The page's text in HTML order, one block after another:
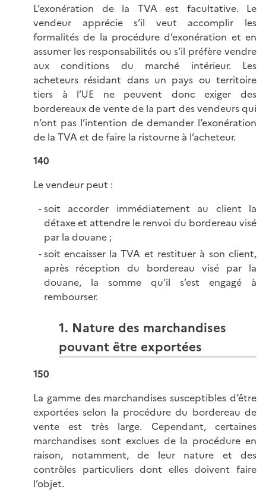
L’exonération de la TVA est facultative. Le
vendeur apprécie s’il veut accomplir les
formalités de la procédure d’exonération et en
assumer les responsabilités ou s’il préfère vendre
aux conditions du marché intérieur. Les
acheteurs résidant dans un pays ou territoire
tiers à l’UE ne peuvent donc exiger des
bordereaux de vente de la part des vendeurs qui
n’ont pas l’intention de demander l’exonération
de la TVA et de faire la ristourne à l’acheteur.
140
Le vendeur peut :
soit accorder immédiatement au client la
détaxe et attendre le renvoi du bordereau visé
par la douane ;
soit encaisser la TVA et restituer à son client,
après réception du bordereau visé par la
douane, la somme qu’il s’est engagé à
rembourser.
1. Nature des marchandises
pouvant être exportées
150
La gamme des marchandises susceptibles d’être
exportées selon la procédure du bordereau de
vente est très large. Cependant, certaines
marchandises sont exclues de la procédure en
raison, notamment, de leur nature et des
contrôles particuliers dont elles doivent faire
l’objet.